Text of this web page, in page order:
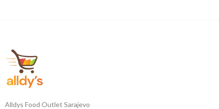
Alldys Food Outlet Sarajevo